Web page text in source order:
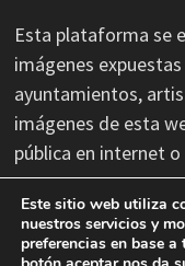
Esta plataforma se
imágenes
ayuntamientos,
imágenes de esta
pública en internet
No nos hacemos
tipográficas, así
Este sitio web utiliza
nuestros servicios y
preferencias en base